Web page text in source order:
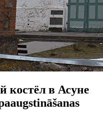
костёл в Асуне